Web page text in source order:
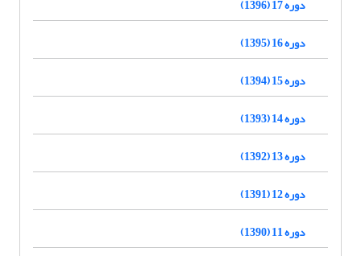
دوره 17 (1396)
دوره 16 (1395)
دوره 15 (1394)
دوره 14 (1393)
دوره 13 (1392)
دوره 12 (1391)
دوره 11 (1390)